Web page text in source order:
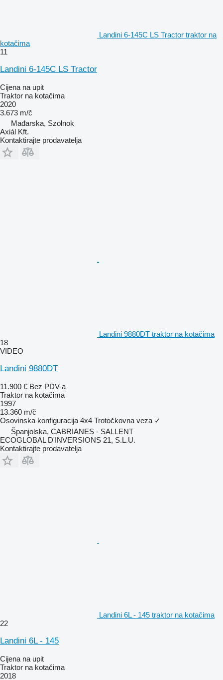
Landini 6-145C LS Tractor traktor na
kotačima
11
Landini 6-145C LS Tractor
Cijena na upit
Traktor na kotačima
2020
3.673 m/č
Mađarska, Szolnok
Axiál Kft.
Kontaktirajte prodavatelja
Landini 9880DT traktor na kotačima
18
VIDEO
Landini 9880DT
11.900 € Bez PDV-a
Traktor na kotačima
1997
13.360 m/č
Osovinska konfiguracija 4x4 Trotočkovna veza ✓
Španjolska, CABRIANES - SALLENT
ECOGLOBAL D'INVERSIONS 21, S.L.U.
Kontaktirajte prodavatelja
Landini 6L - 145 traktor na kotačima
22
Landini 6L - 145
Cijena na upit
Traktor na kotačima
2018